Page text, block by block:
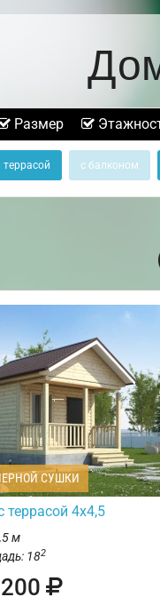
Размер
с балконом
СУШКИ
4х4,5
м
182